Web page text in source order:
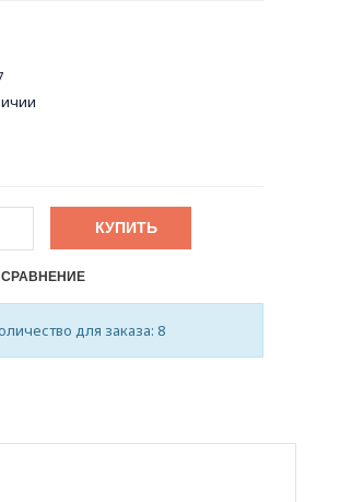
КУПИТЬ
СРАВНЕНИЕ
для заказа: 8